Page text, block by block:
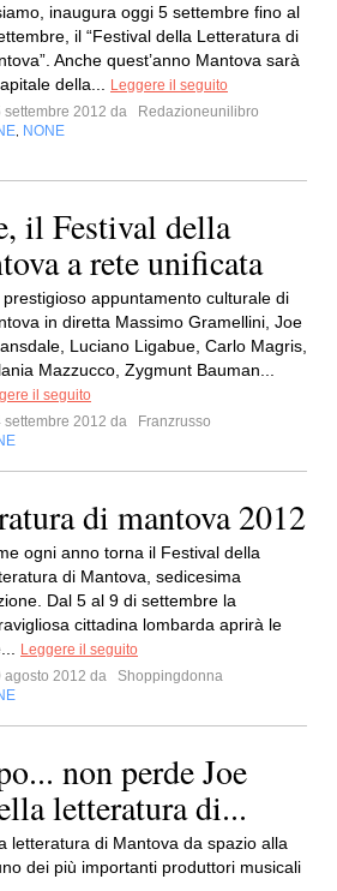
inaugura oggi 5 settembre fino al
il “Festival della Letteratura di
Anche quest’anno Mantova sarà
della...
Leggere il seguito
settembre 2012 da
Redazioneunilibro
NONE
il Festival della
a rete unificata
prestigioso appuntamento culturale di
in diretta Massimo Gramellini, Joe
Luciano Ligabue, Carlo Magris,
Mazzucco, Zygmunt Bauman...
il seguito
settembre 2012 da
Franzrusso
di mantova 2012
ogni anno torna il Festival della
di Mantova, sedicesima
Dal 5 al 9 di settembre la
cittadina lombarda aprirà le
Leggere il seguito
agosto 2012 da
Shoppingdonna
non perde Joe
letteratura di...
letteratura di Mantova da spazio alla
dei più importanti produttori musicali